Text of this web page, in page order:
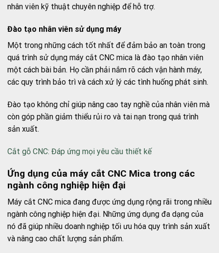
nhân viên kỹ thuật chuyên nghiệp để hỗ trợ.
Đào tạo nhân viên sử dụng máy
Một trong những cách tốt nhất để đảm bảo an toàn trong
quá trình sử dụng máy cắt CNC mica là đào tạo nhân viên
một cách bài bản. Họ cần phải nắm rõ cách vận hành máy,
các quy trình bảo trì và cách xử lý các tình huống phát sinh.
Đào tạo không chỉ giúp nâng cao tay nghề của nhân viên mà
còn góp phần giảm thiểu rủi ro và tai nạn trong quá trình
sản xuất.
Cắt gỗ CNC: Đáp ứng mọi yêu cầu thiết kế
Ứng dụng của máy cắt CNC Mica trong các
ngành công nghiệp hiện đại
Máy cắt CNC mica đang được ứng dụng rộng rãi trong nhiều
ngành công nghiệp hiện đại. Những ứng dụng đa dạng của
nó đã giúp nhiều doanh nghiệp tối ưu hóa quy trình sản xuất
và nâng cao chất lượng sản phẩm.